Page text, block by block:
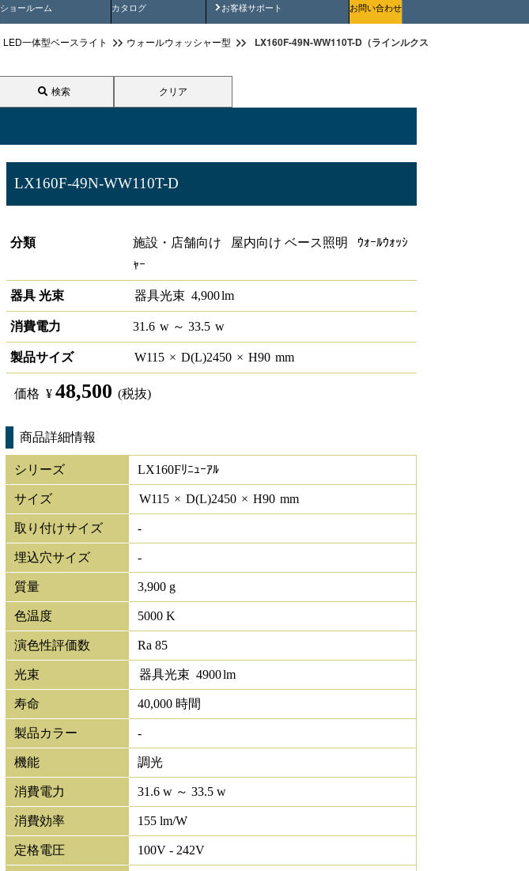
ショールーム カタログ お客様サポート
安全にご使用いただくためにお問い合わせ
LED一体型ベースライト ウォールウォッシャー型 LX160F-49N-WW110T-D（ラインルクス ウォールウォッシャ
検索 クリア
LX160F-49N-WW110T-D
分類
施設・店舗向け 屋内向け ベース照明 ｳｫｰﾙｳｫｯｼ
ｬｰ
器具 光束 器具光束 4,900lm
消費電力 31.6 w ～ 33.5 w
製品サイズ W115 × D(L)2450 × H90 mm
価格 ¥ 48,500 (税抜)
商品詳細情報
シリーズ LX160Fﾘﾆｭｰｱﾙ
サイズ W115 × D(L)2450 × H90 mm
取り付けサイズ -
埋込穴サイズ -
質量 3,900 g
色温度 5000 K
演色性評価数 Ra 85
光束 器具光束 4900lm
寿命 40,000 時間
製品カラー -
機能 調光
消費電力 31.6 w ～ 33.5 w
消費効率 155 lm/W
定格電圧 100V - 242V